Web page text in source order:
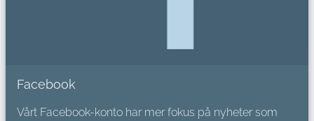
Facebook
Vårt Facebook-konto har mer fokus på nyheter som